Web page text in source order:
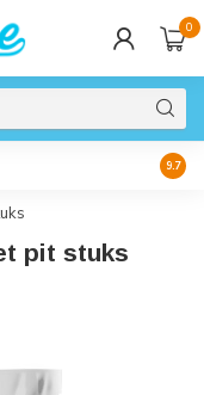
0
9.7
pit stuks